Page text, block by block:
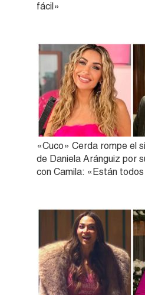
fácil»
«Cuco» Cerda rompe el
de Daniela Aránguiz por
con Camila: «Están